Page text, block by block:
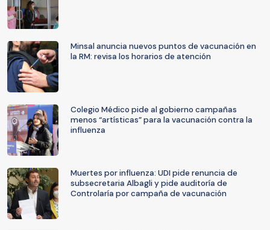
Minsal anuncia nuevos puntos de vacunación en
la RM: revisa los horarios de atención
Colegio Médico pide al gobierno campañas
menos “artísticas” para la vacunación contra la
influenza
Muertes por influenza: UDI pide renuncia de
subsecretaria Albagli y pide auditoría de
Controlaría por campaña de vacunación